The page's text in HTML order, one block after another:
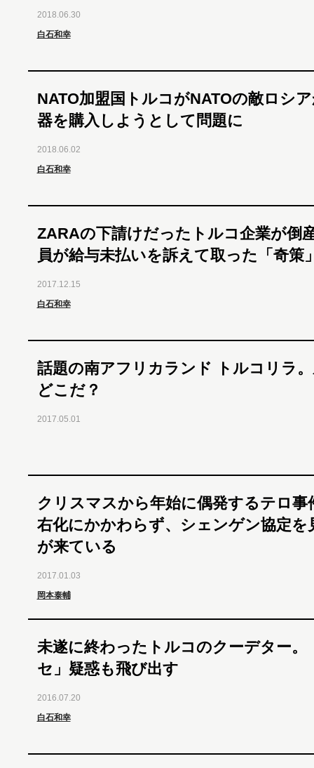
2018.06.30
白石和幸
NATO加盟国トルコがNATOの敵ロシ
器を購入しようとして問題に
2018.06.02
白石和幸
ZARAの下請けだったトルコ企業が倒
員が給与未払いを訴えて取った「奇策
2017.12.15
白石和幸
話題の南アフリカランド トルコリラ
どこだ？
2017.05.01
クリスマスから年始に偶発するテロ事
右化にかかわらず、シェンゲン協定を
が来ている
2017.01.03
岡本泰輔
未遂に終わったトルコのクーデター。
セ」疑惑も飛び出す
2016.07.20
白石和幸